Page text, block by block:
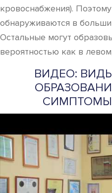
кровоснабжения).
обнаруживаются в
Остальные могут
вероятностью как в
ВИДЕО:
СИМПТОМЫ